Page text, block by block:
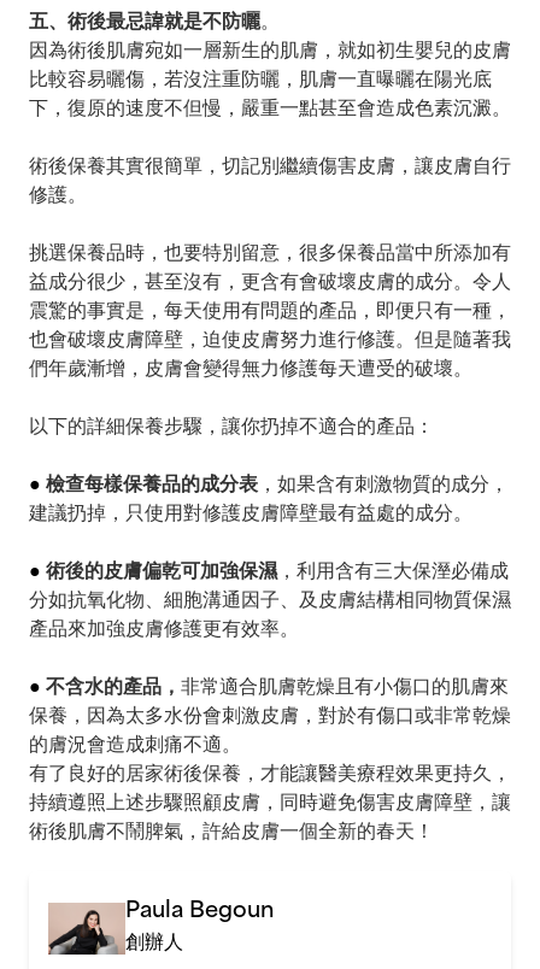
五、術後最忌諱就是不防曬。
因為術後肌膚宛如一層新生的肌膚，就如初生嬰兒的皮膚
比較容易曬傷，若沒注重防曬，肌膚一直曝曬在陽光底
下，復原的速度不但慢，嚴重一點甚至會造成色素沉澱。
術後保養其實很簡單，切記別繼續傷害皮膚，讓皮膚自行
修護。
挑選保養品時，也要特別留意，很多保養品當中所添加有
益成分很少，甚至沒有，更含有會破壞皮膚的成分。令人
震驚的事實是，每天使用有問題的產品，即便只有一種，
也會破壞皮膚障壁，迫使皮膚努力進行修護。但是隨著我
們年歲漸增，皮膚會變得無力修護每天遭受的破壞。
以下的詳細保養步驟，讓你扔掉不適合的產品：
●檢查每樣保養品的成分表 ，如果含有刺激物質的成分，
建議扔掉，只使用對修護皮膚障壁最有益處的成分。
●術後的皮膚偏乾可加強保濕，利用含有三大保溼必備成
分如抗氧化物、細胞溝通因子、及皮膚結構相同物質保濕
產品來加強皮膚修護更有效率。
●不含水的產品， 非常適合肌膚乾燥且有小傷口的肌膚來
保養 ，因為太多水份會刺激皮膚，對於有傷口或非常乾燥
的膚況會造成刺痛不適。
有了良好的居家術後保養，才能讓醫美療程效果更持久，
持續遵照上述步驟照顧皮膚，同時避免傷害皮膚障壁，讓
術後肌膚不鬧脾氣，許給皮膚一個全新的春天！
Paula Begoun
創辦人